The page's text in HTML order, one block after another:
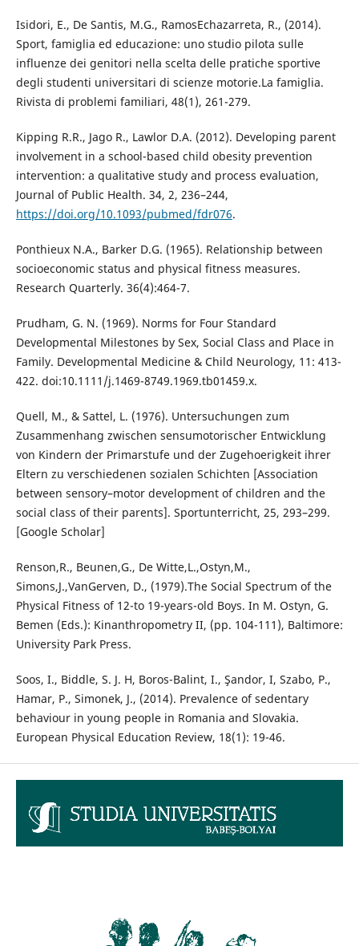
Isidori, E., De Santis, M.G., RamosEchazarreta, R., (2014).
Sport, famiglia ed educazione: uno studio pilota sulle
influenze dei genitori nella scelta delle pratiche sportive
degli studenti universitari di scienze motorie.La famiglia.
Rivista di problemi familiari, 48(1), 261-279.
Kipping R.R., Jago R., Lawlor D.A. (2012). Developing parent
involvement in a school-based child obesity prevention
intervention: a qualitative study and process evaluation,
Journal of Public Health. 34, 2, 236–244,
https://doi.org/10.1093/pubmed/fdr076.
Ponthieux N.A., Barker D.G. (1965). Relationship between
socioeconomic status and physical fitness measures.
Research Quarterly. 36(4):464-7.
Prudham, G. N. (1969). Norms for Four Standard
Developmental Milestones by Sex, Social Class and Place in
Family. Developmental Medicine & Child Neurology, 11: 413-
422. doi:10.1111/j.1469-8749.1969.tb01459.x.
Quell, M., & Sattel, L. (1976). Untersuchungen zum
Zusammenhang zwischen sensumotorischer Entwicklung
von Kindern der Primarstufe und der Zugehoerigkeit ihrer
Eltern zu verschiedenen sozialen Schichten [Association
between sensory–motor development of children and the
social class of their parents]. Sportunterricht, 25, 293–299.
[Google Scholar]
Renson,R., Beunen,G., De Witte,L.,Ostyn,M.,
Simons,J.,VanGerven, D., (1979).The Social Spectrum of the
Physical Fitness of 12-to 19-years-old Boys. In M. Ostyn, G.
Bemen (Eds.): Kinanthropometry II, (pp. 104-111), Baltimore:
University Park Press.
Soos, I., Biddle, S. J. H, Boros-Balint, I., Şandor, I, Szabo, P.,
Hamar, P., Simonek, J., (2014). Prevalence of sedentary
behaviour in young people in Romania and Slovakia.
European Physical Education Review, 18(1): 19-46.